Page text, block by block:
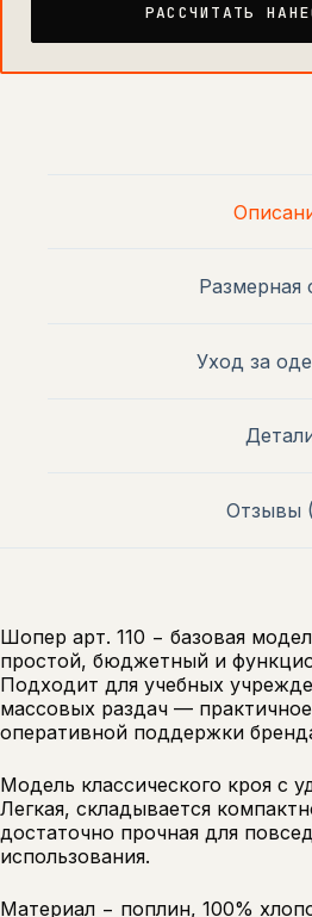
РАССЧИТАТЬ
Размерная
Уход за
Отзывы
Шопер арт. 110 − базовая
простой, бюджетный и
Подходит для учебных
массовых раздач —
оперативной поддержки
Модель классического кроя с
Легкая, складывается
достаточно прочная для
использования.
Материал − поплин, 100%